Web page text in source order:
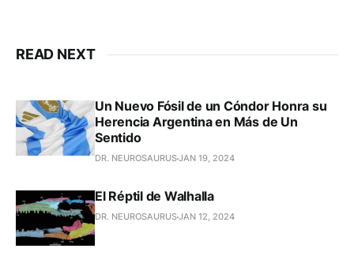
READ NEXT
Un Nuevo Fósil de un Cóndor Honra su
Herencia Argentina en Más de Un
Sentido
DR. NEUROSAURUSJAN 19, 2024
El Réptil de Walhalla
DR. NEUROSAURUSJAN 12, 2024